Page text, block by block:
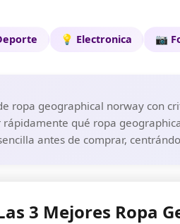
💡 Electronica 📷
ropa geographical norway con
qué ropa
antes de comprar,
3 Mejores Ropa